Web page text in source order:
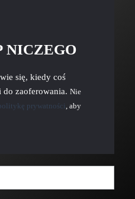
NICZEGO
się, kiedy coś
zaoferowania. Nie
prywatności , aby